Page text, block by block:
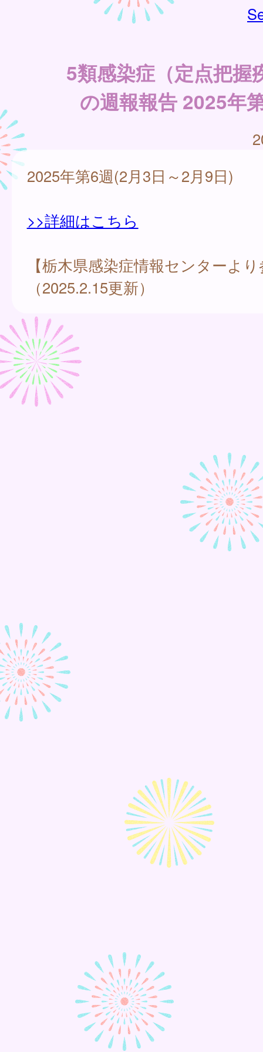
5類感染症（定点把握
の週報報告 2025年
2025年第6週(2月3日～2月9日)
>>詳細はこちら
【栃木県感染症情報センターよ
（2025.2.15更新）